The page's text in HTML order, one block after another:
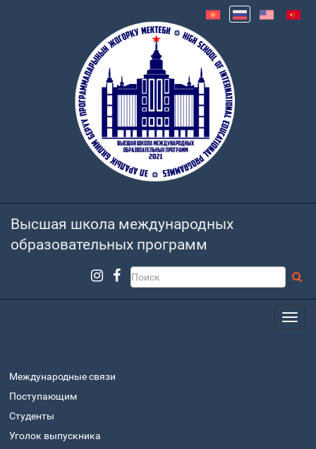
Высшая школа международных
образовательных программ
Международные связи
Поступающим
Студенты
Уголок выпускника